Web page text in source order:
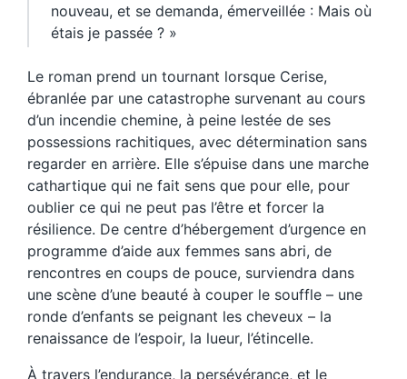
nouveau, et se demanda, émerveillée : Mais où
étais je passée ? »
Le roman prend un tournant lorsque Cerise,
ébranlée par une catastrophe survenant au cours
d’un incendie chemine, à peine lestée de ses
possessions rachitiques, avec détermination sans
regarder en arrière. Elle s’épuise dans une marche
cathartique qui ne fait sens que pour elle, pour
oublier ce qui ne peut pas l’être et forcer la
résilience. De centre d’hébergement d’urgence en
programme d’aide aux femmes sans abri, de
rencontres en coups de pouce, surviendra dans
une scène d’une beauté à couper le souffle – une
ronde d’enfants se peignant les cheveux – la
renaissance de l’espoir, la lueur, l’étincelle.
À travers l’endurance, la persévérance, et le